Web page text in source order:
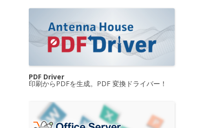
PDF Driver
印刷からPDFを生成。PDF 変換ドライバー！